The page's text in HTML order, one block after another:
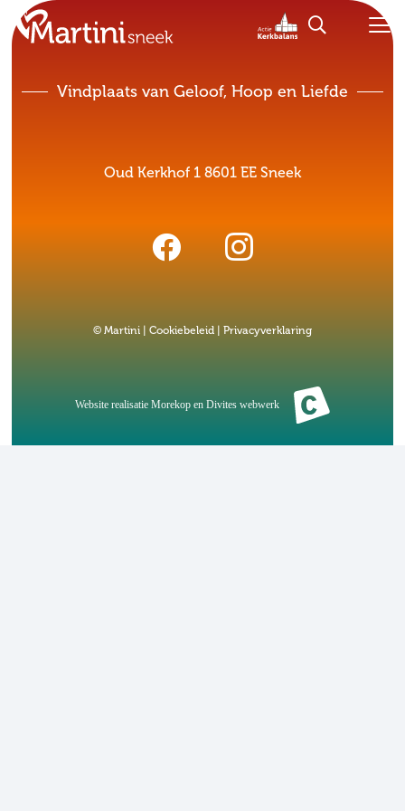
Vindplaats van Geloof, Hoop en Liefde
Oud Kerkhof 1 8601 EE Sneek
© Martini | Cookiebeleid Privacyverklaring
Website realisatie Morekop en Divites webwerk